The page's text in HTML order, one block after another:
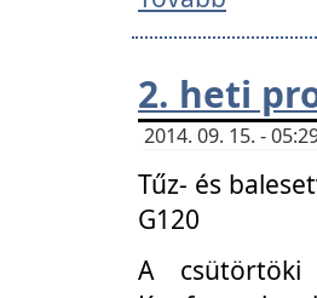
2. heti
2014. 09. 15. -
Tűz- és
G120
A csütörtöki